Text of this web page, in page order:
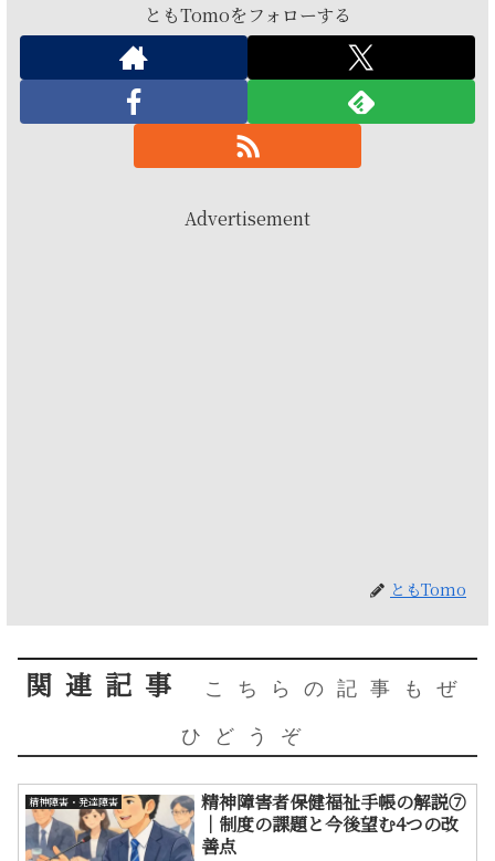
ともTomoをフォローする
Advertisement
ともTomo
関連記事
こちらの記事もぜ
ひどうぞ
精神障害・発達障害
精神障害者保健福祉手帳の解説⑦
｜制度の課題と今後望む4つの改
善点